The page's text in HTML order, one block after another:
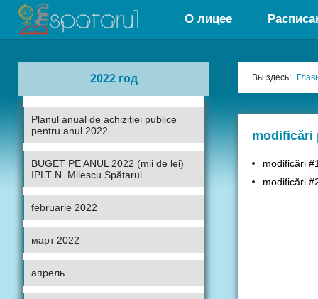
О лицее
2022 год
Planul anual de achiziției publice
pentru anul 2022
BUGET PE ANUL 2022 (mii de lei)
IPLT N. Milescu Spătarul
februarie 2022
март 2022
апрель
Вы здесь:
modificări
modificări
modificări